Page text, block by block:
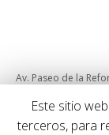
Av. Paseo de la
Política
Este sitio
terceros, para